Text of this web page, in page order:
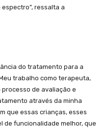
ressalta a
do tratamento para a
trabalho como terapeuta,
de avaliação e
através da minha
que essas crianças, esses
de funcionalidade melhor, que